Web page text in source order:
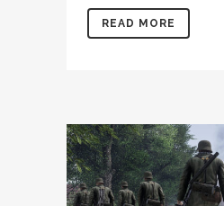
READ MORE